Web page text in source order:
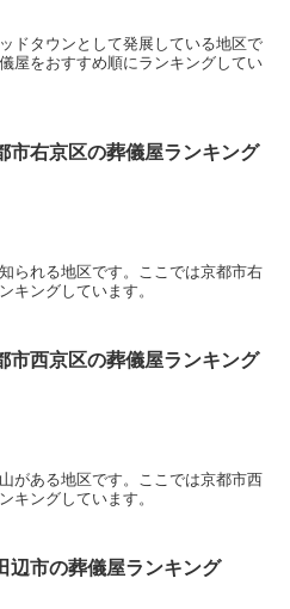
ドタウンとして発展している地区で
屋をおすすめ順にランキングしてい
市右京区の葬儀屋ランキング
られる地区です。ここでは京都市右
キングしています。
市西京区の葬儀屋ランキング
がある地区です。ここでは京都市西
キングしています。
辺市の葬儀屋ランキング